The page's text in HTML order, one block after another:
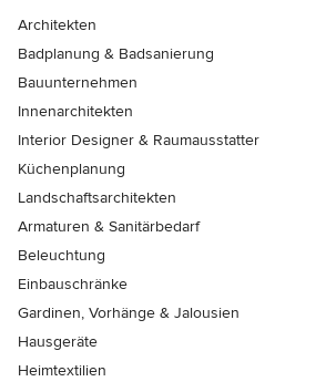
Architekten
Badplanung & Badsanierung
Bauunternehmen
Innenarchitekten
Interior Designer & Raumausstatter
Küchenplanung
Landschaftsarchitekten
Armaturen & Sanitärbedarf
Beleuchtung
Einbauschränke
Gardinen, Vorhänge & Jalousien
Hausgeräte
Heimtextilien